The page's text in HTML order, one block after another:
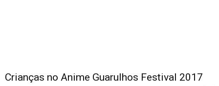
Crianças no Anime Guarulhos Festival 2017